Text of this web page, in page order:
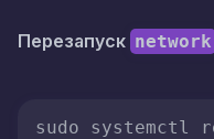
Перезапуск network
sudo systemctl